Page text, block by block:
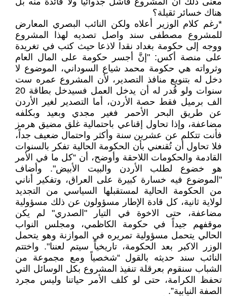
هناك خسائر ثقيلة؟
*رغم كلام الوزير أعلاه ولكن النائب البصري المعارض
للمشروع مصطفى سند واصل تصديه لهذا المشروع
ووجه إلى حكومة بغداد نقدا لاذعا حيث كتب في تغريدة
على منصة أكس: "إنَّ أجسر حكومة على المال العام
وثرواته هي حكومة محمد شياع السوداني، الموضوع لا
دخل له بتنويع منافذ التصدير، لأن المشروع عمره ست
سنوات ولو قُدر له أن يدخل العمل فسيدخل بطاقة 20
الف برميل فقط حصة الأردن، أما التصدير لغير الأردن
عن طريق البحر الأحمر فغير مجدي وبعيد وبكلفه
مضاعفة، وإذا تحاول إقناعي باحتمالية غلق مضيق هرمز
فأنت تتكلم عن عشرين سنة وأكثر واحتمال ضعيف جداً،
فلا تحاول أن تُقنعني بأن الحكومة الحالية تفكر بالسنوات
القادمة والحكومات اللاحقة وأوضح، أن “كل ما في الأمر
هو خضوع لطلب الأردن والبيت الأبيض". وأضاف
"الموضوع فيه خسارة كبيرة على العراق، وتفكير أناني
من الحكومة الحالية لمستقبلها السياسي من التجديد
لولاية ثانية، كل قادة الإطار مسؤولون عن ذلك مسؤولية
مضاعفة، حتى الاخوة في التيار "الصدري" لم يكن
موقفهم جيداً في حكومة الكاظمي، ومجلس النواب
الحالي يتحمل مسؤولية تمريره في الموازنة وهو يتحمل
الوزر الاكبر بعد الحكومة، تاريخياً سيتم لعننا". واختتم
النائب سند حديثه بالقول “شخصياً ومع مجموعة من
الشباب سنقوم بعرقلة تنفيذ المشروع بكل الوسائل التي
تحفظ الكرامة، حتى لو كلف الأمر حياتنا وليس مجرد
الصفة النيابية”.